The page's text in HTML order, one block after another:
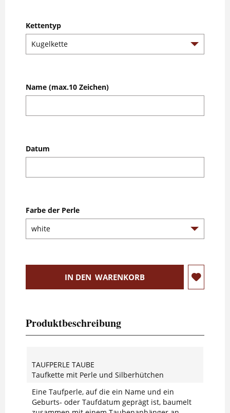
Kettentyp
Name (max.10 Zeichen)
Datum
Farbe der Perle
IN DEN WARENKORB
Produktbeschreibung
TAUFPERLE TAUBE
Taufkette mit Perle und Silberhütchen
Eine Taufperle, auf die ein Name und ein
Geburts- oder Taufdatum geprägt ist, baumelt